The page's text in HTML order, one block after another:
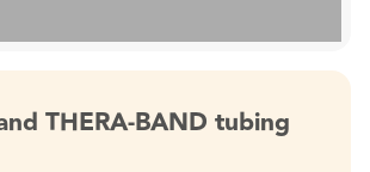
THERA-BAND tubing